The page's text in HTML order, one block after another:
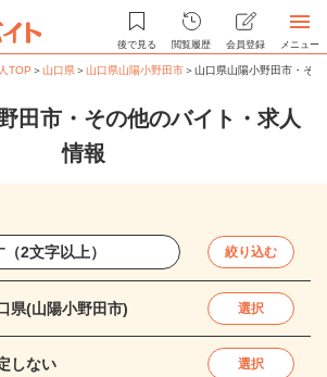
後で見る 閲覧履歴 会員登録 メニュー
TOP ＞山口県＞山口県山陽小野田市＞山口県山陽小野田市・そ
田市・その他のバイト・求人
情報
絞り込む
県(山陽小野田市) 選択
しない 選択